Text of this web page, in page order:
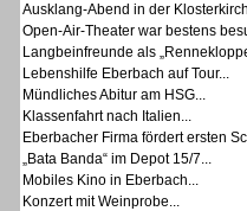
Ausklang-Abend in der
Open-Air-Theater war bestens
Langbeinfreunde als
Lebenshilfe Eberbach auf Tour...
Mündliches Abitur am HSG...
Klassenfahrt nach Italien...
Eberbacher Firma fördert ersten
„Bata Banda“ im Depot 15/7...
Mobiles Kino in Eberbach...
Konzert mit Weinprobe...